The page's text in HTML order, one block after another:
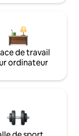
de travail
ordinateur